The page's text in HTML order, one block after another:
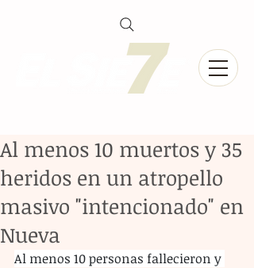
Al menos 10 muertos y 35
heridos en un atropello
masivo "intencionado" en
Nueva
Al menos 10 personas fallecieron y